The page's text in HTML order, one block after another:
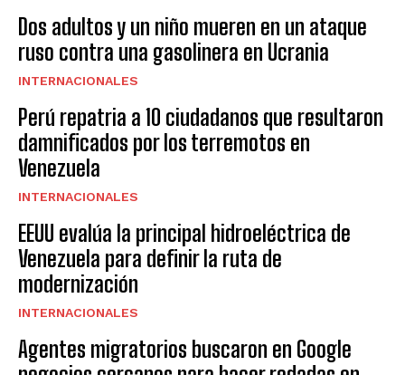
Dos adultos y un niño mueren en un ataque
ruso contra una gasolinera en Ucrania
INTERNACIONALES
Perú repatria a 10 ciudadanos que resultaron
damnificados por los terremotos en
Venezuela
INTERNACIONALES
EEUU evalúa la principal hidroeléctrica de
Venezuela para definir la ruta de
modernización
INTERNACIONALES
Agentes migratorios buscaron en Google